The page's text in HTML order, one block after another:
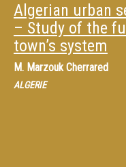
Algerian urban
– Study of the
town’s system
M. Marzouk Cherrared
ALGERIE